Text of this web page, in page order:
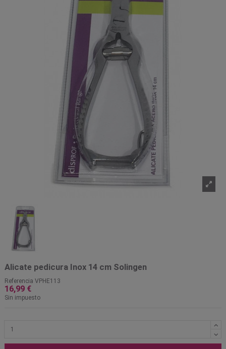
Alicate pedicura Inox 14 cm Solingen
Referencia VPHE113
16,99 €
Sin impuesto